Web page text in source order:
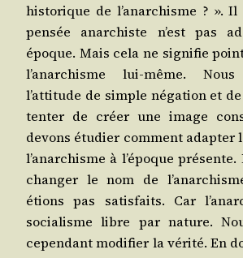
his­to­rique de l’anarchisme ? ».
pen­sée anar­chiste n’est pas
époque. Mais cela ne signi­fie
l’anarchisme lui-même.
l’attitude de simple néga­tion et
ten­ter de créer une image
devons étu­dier com­ment adap­ter
l’anarchisme à l’époque
chan­ger le nom de
étions pas satis­faits. Car
socia­lisme libre par nature.
cepen­dant modi­fier la véri­té. En